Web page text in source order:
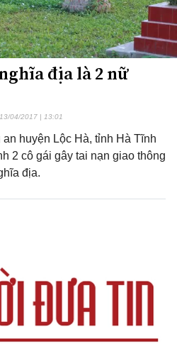
địa là 2 nữ
04/2017 | 13:01
huyện Lộc Hà, tỉnh Hà Tĩnh
2 cô gái gây tai nạn giao thông
địa.